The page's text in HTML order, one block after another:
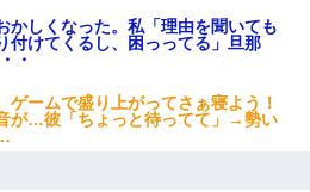
日間4歳児を託児 俺嫁はそこまで気
も子供が俺嫁に懐くので最後らへん
嫁が迎えに来た翌日…
いと思うなら慰謝料を払って離婚し
てますね」「お前、これが詐欺だっ
かしくなった。私「理由を聞いても
付けてくるし、困っってる」旦那
・
ゲームで盛り上がってさぁ寝よう！
が…彼「ちょっと待ってて」→勢い